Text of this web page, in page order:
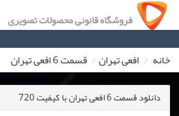
فروشگاه قانونی محصولات تصویری
خانه افعی تهران قسمت 6 افعی تهران
دانلود قسمت 6 افعی تهران با کیفیت 720